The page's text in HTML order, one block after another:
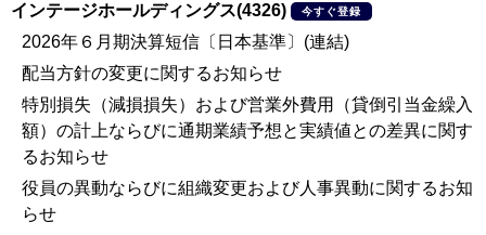
インテージホールディングス(4326)
今すぐ登録
2026年６月期決算短信〔日本基準〕(連結)
配当方針の変更に関するお知らせ
特別損失（減損損失）および営業外費用（貸倒引当金繰入
額）の計上ならびに通期業績予想と実績値との差異に関す
るお知らせ
役員の異動ならびに組織変更および人事異動に関するお知
らせ